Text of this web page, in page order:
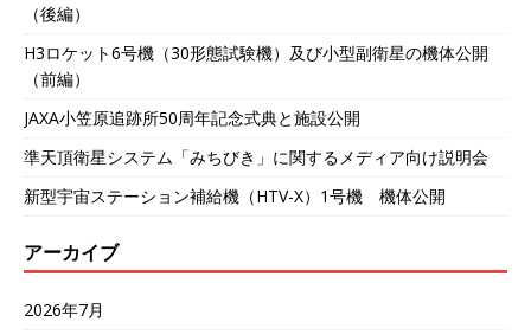
（後編）
H3ロケット6号機（30形態試験機）及び小型副衛星の機体公開
（前編）
JAXA小笠原追跡所50周年記念式典と施設公開
準天頂衛星システム「みちびき」に関するメディア向け説明会
新型宇宙ステーション補給機（HTV-X）1号機 機体公開
アーカイブ
2026年7月